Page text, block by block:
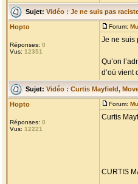
Sujet: Vidéo : Je ne suis pas
Hopto
Réponses: 0
Vus: 12351
Forum:
Je ne suis
Qu’on
d’où vient
Sujet: Vidéo : Curtis Mayfield,
Hopto
Réponses: 0
Vus: 12221
Forum:
Curtis
CURTIS